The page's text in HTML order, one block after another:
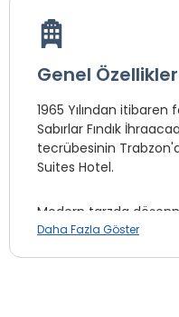
Genel Özellikler
1965 Yılından
Sabırlar Fındık
tecrübesinin
Suites Hotel.
Modern tarzda
200 kişilik modern
Daha Fazla Göster